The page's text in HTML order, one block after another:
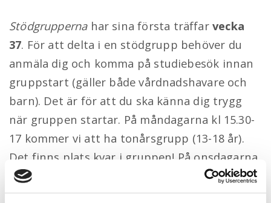
Stödgruppernahar sina första träffar vecka
37. För att delta i en stödgrupp behöver du
anmäla dig och komma på studiebesök innan
gruppstart (gäller både vårdnadshavare och
barn). Det är för att du ska känna dig trygg
när gruppen startar. På måndagarna kl 15.30-
17 kommer vi att ha tonårsgrupp (13-18 år).
Det finns plats kvar i gruppen! På onsdagarna
kl 15-16.30 kommer vi att ha barngrupp. Som
det ser ut nu så är denna grupp full, men det